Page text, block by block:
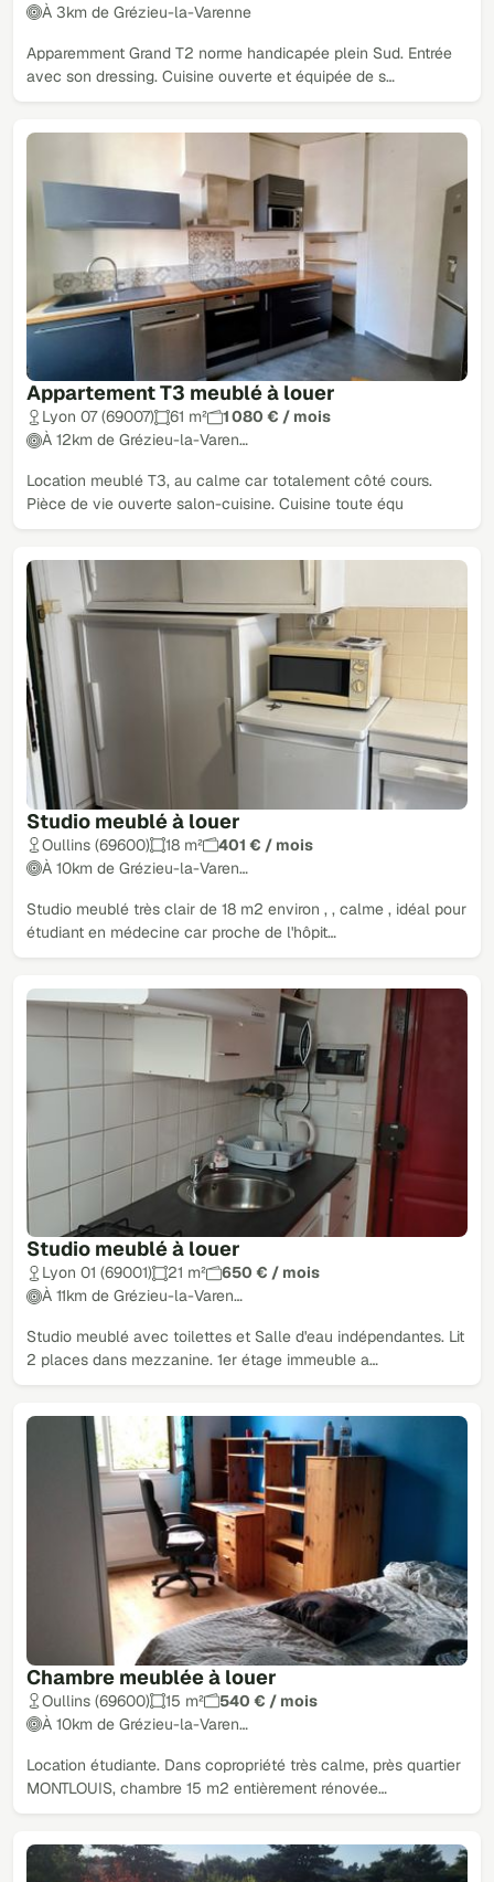
À 3km de Grézieu-la-Varenne
Apparemment Grand T2 norme handicapée plein Sud. Entrée
avec son dressing. Cuisine ouverte et équipée de s…
Appartement T3 meublé à louer
Lyon 07 (69007) 61 m²
1 080 € / mois
À 12km de Grézieu-la-Varen…
Location meublé T3, au calme car totalement côté cours.
Pièce de vie ouverte salon-cuisine. Cuisine toute équ
Studio meublé à louer
Oullins (69600) 18 m²
401 € / mois
À 10km de Grézieu-la-Varen…
Studio meublé très clair de 18 m2 environ , , calme , idéal pour
étudiant en médecine car proche de l'hôpit…
Studio meublé à louer
Lyon 01 (69001) 21 m²
650 € / mois
À 11km de Grézieu-la-Varen…
Studio meublé avec toilettes et Salle d'eau indépendantes. Lit
2 places dans mezzanine. 1er étage immeuble a…
Chambre meublée à louer
Oullins (69600) 15 m²
540 € / mois
À 10km de Grézieu-la-Varen…
Location étudiante. Dans copropriété très calme, près quartier
MONTLOUIS, chambre 15 m2 entièrement rénovée…